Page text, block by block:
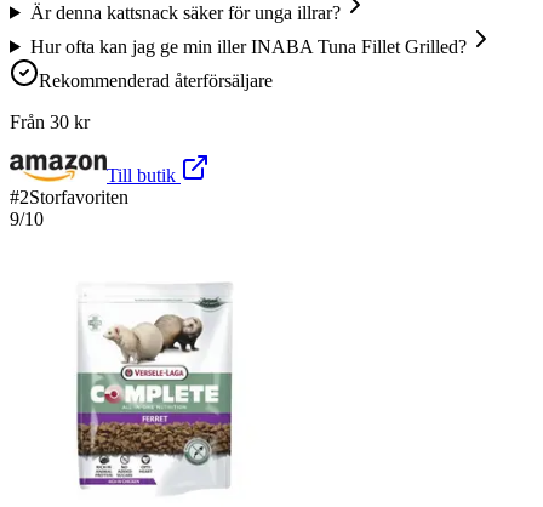
Är denna kattsnack säker för unga illrar?
Hur ofta kan jag ge min iller INABA Tuna Fillet Grilled?
Rekommenderad återförsäljare
Från 30 kr
Till butik
#2Storfavoriten
9/10